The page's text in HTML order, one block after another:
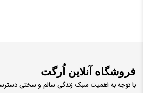
فروشگاه آنلاین اُرگت
با توجه به اهمیت سبک زندگی سالم و سختی